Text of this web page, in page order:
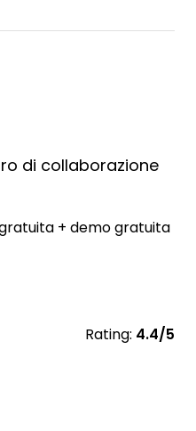
di collaborazione
+ demo gratuita
Rating: 4.4/5